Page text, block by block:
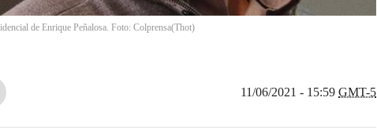
de Enrique Peñalosa. Foto: Colprensa(Thot)
11/06/2021 - 15:59 GMT-5